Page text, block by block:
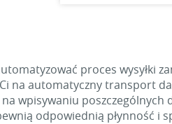
proces wysyłki
na automatyczny transport
wpisywaniu
odpowiednią płynność i